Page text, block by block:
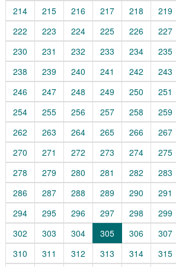
214
215 216 217 218 219
222
223 224 225 226 227
230
231 232 233 234 235
238
239 240 241 242 243
246
247 248 249 250 251
254
255 256 257 258 259
262
263 264 265 266 267
270
271 272 273 274 275
278
279 280 281 282 283
286
287 288 289 290 291
294
295 296 297 298 299
302
303 304 305 306 307
310
311 312 313 314 315